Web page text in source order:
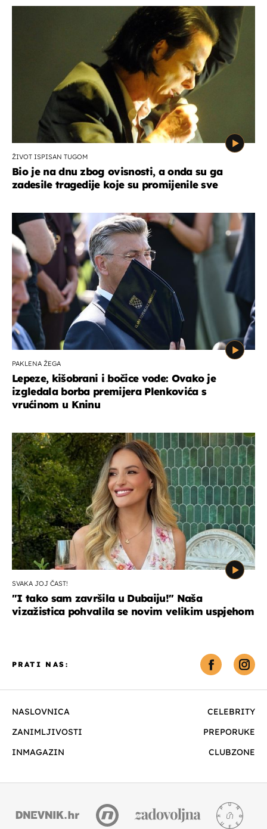
ŽIVOT ISPISAN TUGOM
Bio je na dnu zbog ovisnosti, a onda su ga
zadesile tragedije koje su promijenile sve
PAKLENA ŽEGA
Lepeze, kišobrani i bočice vode: Ovako je
izgledala borba premijera Plenkovića s
vrućinom u Kninu
SVAKA JOJ ČAST!
"I tako sam završila u Dubaiju!" Naša
vizažistica pohvalila se novim velikim uspjehom
NASLOVNICA
CELEBRITY
ZANIMLJIVOSTI
PREPORUKE
INMAGAZIN
CLUBZONE
PRATI NAS: